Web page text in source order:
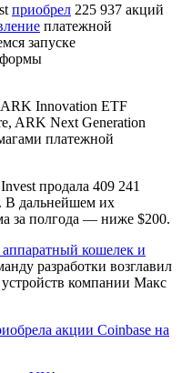
приобрел 225 937 акций
платежной
запуске
Innovation ETF
ARK Next Generation
платежной
продала 409 241
В дальнейшем их
за полгода — ниже $200.
аппаратный кошелек и
разработки возглавил
устройств компании Макс
акции Coinbase на